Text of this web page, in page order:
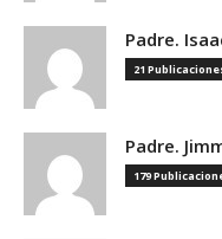
Padre.
21
Padre.
179